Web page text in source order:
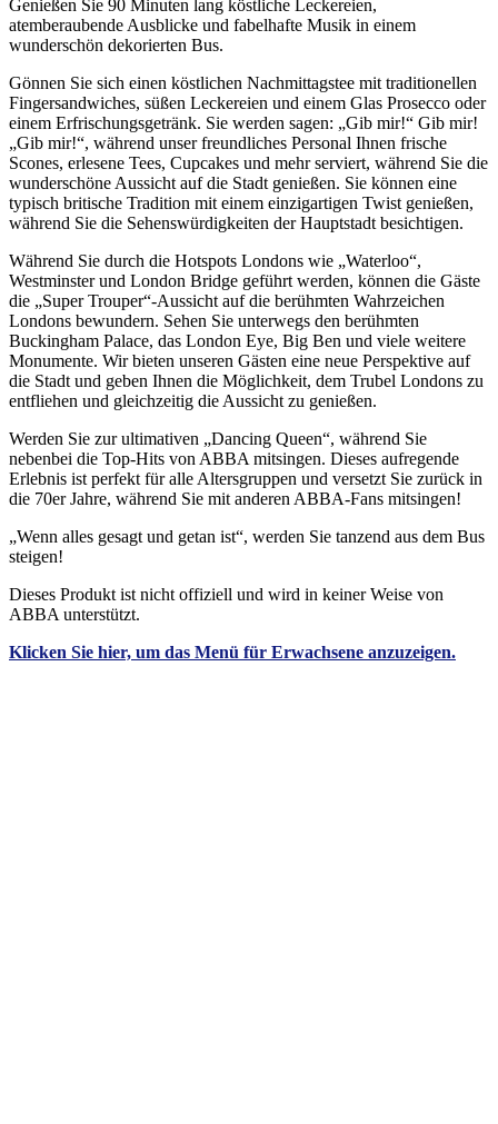
Genießen Sie 90 Minuten lang köstliche Leckereien,
atemberaubende Ausblicke und fabelhafte Musik in einem
wunderschön dekorierten Bus.
Gönnen Sie sich einen köstlichen Nachmittagstee mit traditionellen
Fingersandwiches, süßen Leckereien und einem Glas Prosecco oder
einem Erfrischungsgetränk. Sie werden sagen: „Gib mir!“ Gib mir!
„Gib mir!“, während unser freundliches Personal Ihnen frische
Scones, erlesene Tees, Cupcakes und mehr serviert, während Sie die
wunderschöne Aussicht auf die Stadt genießen. Sie können eine
typisch britische Tradition mit einem einzigartigen Twist genießen,
während Sie die Sehenswürdigkeiten der Hauptstadt besichtigen.
Während Sie durch die Hotspots Londons wie „Waterloo“,
Westminster und London Bridge geführt werden, können die Gäste
die „Super Trouper“-Aussicht auf die berühmten Wahrzeichen
Londons bewundern. Sehen Sie unterwegs den berühmten
Buckingham Palace, das London Eye, Big Ben und viele weitere
Monumente. Wir bieten unseren Gästen eine neue Perspektive auf
die Stadt und geben Ihnen die Möglichkeit, dem Trubel Londons zu
entfliehen und gleichzeitig die Aussicht zu genießen.
Werden Sie zur ultimativen „Dancing Queen“, während Sie
nebenbei die Top-Hits von ABBA mitsingen. Dieses aufregende
Erlebnis ist perfekt für alle Altersgruppen und versetzt Sie zurück in
die 70er Jahre, während Sie mit anderen ABBA-Fans mitsingen!
„Wenn alles gesagt und getan ist“, werden Sie tanzend aus dem Bus
steigen!
Dieses Produkt ist nicht offiziell und wird in keiner Weise von
ABBA unterstützt.
Klicken Sie hier, um das Menü für Erwachsene anzuzeigen.